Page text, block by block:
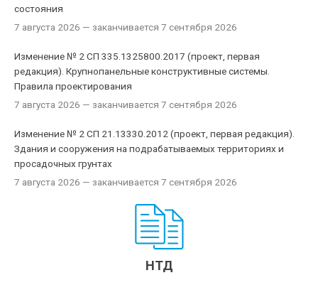
состояния
7 августа 2026 — заканчивается 7 сентября 2026
Изменение № 2 СП 335.1325800.2017 (проект, первая
редакция). Крупнопанельные конструктивные системы.
Правила проектирования
7 августа 2026 — заканчивается 7 сентября 2026
Изменение № 2 СП 21.13330.2012 (проект, первая редакция).
Здания и сооружения на подрабатываемых территориях и
просадочных грунтах
7 августа 2026 — заканчивается 7 сентября 2026
НТД